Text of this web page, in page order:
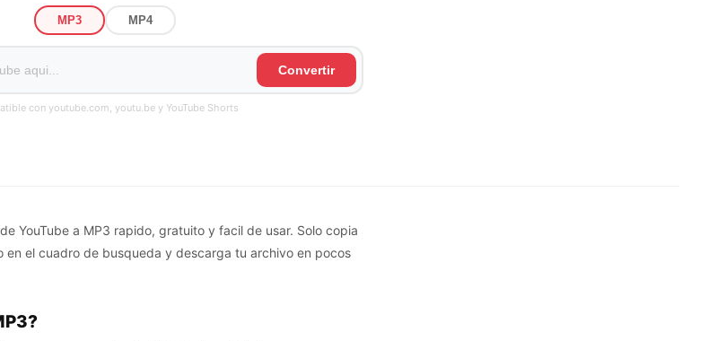
MP3 MP4
Convertir
con youtube.com, youtu.be y YouTube Shorts
YouTube a MP3 rapido, gratuito y facil de usar. Solo copia
en el cuadro de busqueda y descarga tu archivo en pocos